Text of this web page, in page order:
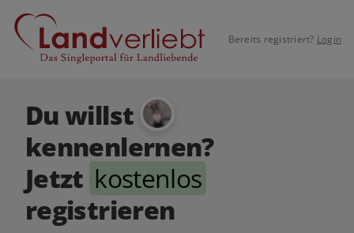
Bereits registriert? Login
Du willst
kennenlernen?
Jetzt kostenlos
registrieren